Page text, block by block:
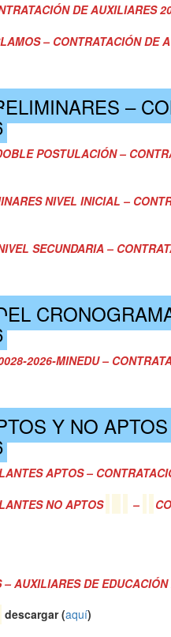
DE AUXILIARES
– CONTRATACIÓN DE
–
POSTULACIÓN –
NIVEL INICIAL –
SECUNDARIA –
2026-MINEDU –
Y NO
APTOS –
NO APTOS –
AUXILIARES DE
descargar (aquí)